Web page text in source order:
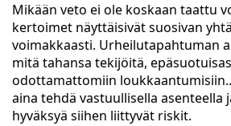
Mikään veto ei ole koskaan taattu
kertoimet näyttäisivät suosivan
voimakkaasti. Urheilutapahtuman
mitä tahansa tekijöitä,
odottamattomiin
aina tehdä vastuullisella asenteella
hyväksyä siihen liittyvät riskit.